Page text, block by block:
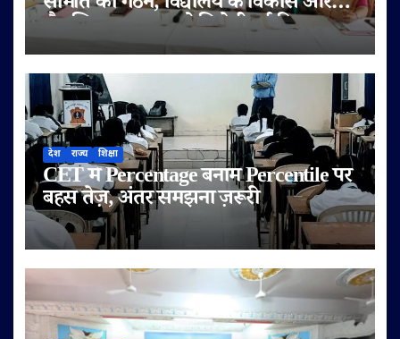
शैक्षणिक गुणवत्ता को मिलेगी नई दिशा
देश राज्य शिक्षा
CET में Percentage बनाम Percentile पर
बहस तेज़, अंतर समझना ज़रूरी